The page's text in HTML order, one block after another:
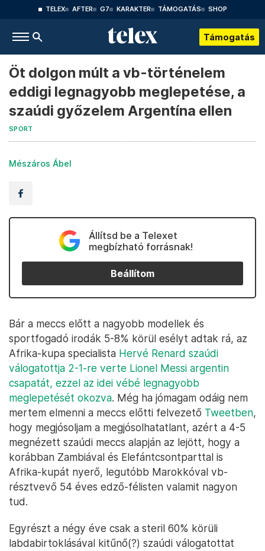
TELEX AFTER G7 KARAKTER TÁMOGATÁS SHOP
Támogatás
Öt dolgon múlt a vb-történelem
eddigi legnagyobb meglepetése, a
szaúdi győzelem Argentína ellen
SPORT
Mészáros Ábel
Állítsd be a Telexet
megbízható forrásnak!
Beállítom
Bár a meccs előtt a nagyobb modellek és
sportfogadó irodák 5-8% körül esélyt adtak rá, az
Afrika-kupa specialista Hervé Renard szaúdi
válogatottja 2-1-re verte Lionel Messi argentin
csapatát, ezzel az idei vébé legnagyobb
meglepetését okozva. Még ha jómagam odáig nem
mertem elmenni a meccs előtti felvezető Tweetben,
hogy megjósoljam a megjósolhatatlant, azért a 4-5
megnézett szaúdi meccs alapján az lejött, hogy a
korábban Zambiával és Elefántcsontparttal is
Afrika-kupát nyerő, legutóbb Marokkóval vb-
résztvevő 54 éves edző-félisten valamit nagyon
tud.
Egyrészt a négy éve csak a steril 60% körüli
labdabirtoklásával kitűnő(?) szaúdi válogatottat